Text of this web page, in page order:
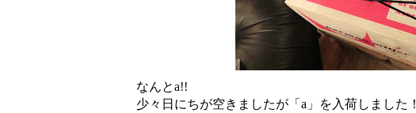
なんとa!!
少々日にちが空きましたが「a」を入荷しました！